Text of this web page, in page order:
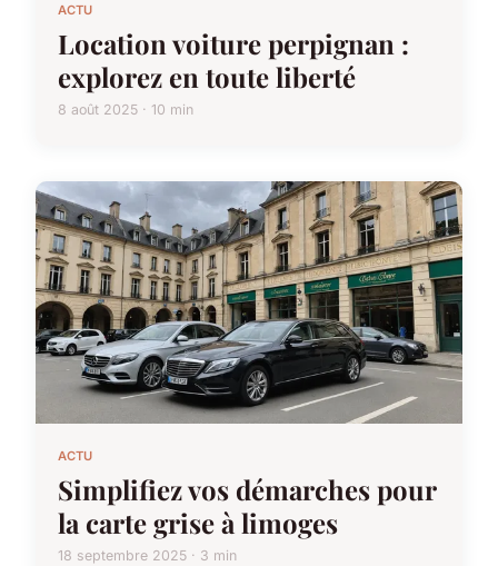
ACTU
Location voiture perpignan :
explorez en toute liberté
8 août 2025 · 10 min
ACTU
Simplifiez vos démarches pour
la carte grise à limoges
18 septembre 2025 · 3 min